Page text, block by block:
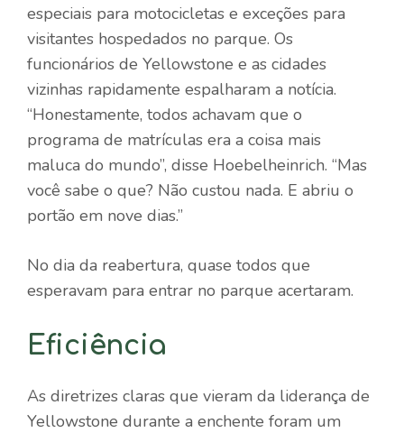
especiais para motocicletas e exceções para
visitantes hospedados no parque. Os
funcionários de Yellowstone e as cidades
vizinhas rapidamente espalharam a notícia.
“Honestamente, todos achavam que o
programa de matrículas era a coisa mais
maluca do mundo”, disse Hoebelheinrich. “Mas
você sabe o que? Não custou nada. E abriu o
portão em nove dias.”
No dia da reabertura, quase todos que
esperavam para entrar no parque acertaram.
Eficiência
As diretrizes claras que vieram da liderança de
Yellowstone durante a enchente foram um